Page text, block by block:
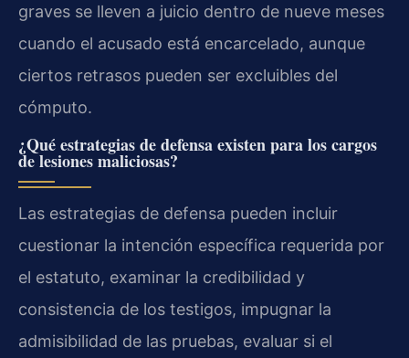
graves se lleven a juicio dentro de nueve meses
cuando el acusado está encarcelado, aunque
ciertos retrasos pueden ser excluibles del
cómputo.
¿Qué estrategias de defensa existen para los cargos
de lesiones maliciosas?
Las estrategias de defensa pueden incluir
cuestionar la intención específica requerida por
el estatuto, examinar la credibilidad y
consistencia de los testigos, impugnar la
admisibilidad de las pruebas, evaluar si el